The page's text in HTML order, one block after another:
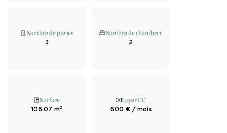
Nombre de pièces
3
Nombre de chambres
2
Surface
106.07 m²
Loyer CC
600 € / mois